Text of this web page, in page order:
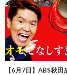
【6月7日】ABS秋